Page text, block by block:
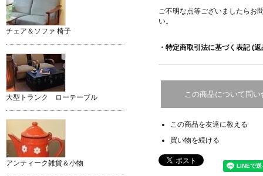
ご不明な点等ございましたらお
い。
・特定商取引法に基づく表記 (
この商品について問
この商品を友達に教える
買い物を続ける
チェア＆ソファ 椅子
大型トランク ローテーブル
アンティーク雑貨＆小物